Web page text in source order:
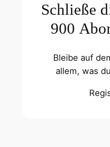
Schließe
900
Bleibe auf
allem, was